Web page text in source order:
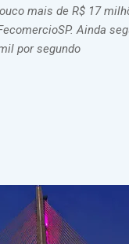
mais de R$ 17
Ainda
por segundo